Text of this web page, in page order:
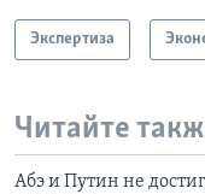
Экспертиза
Читайте
Абэ и Путин не